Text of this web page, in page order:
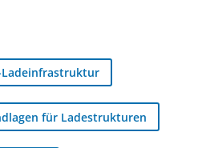
Ladeinfrastruktur
für Ladestrukturen